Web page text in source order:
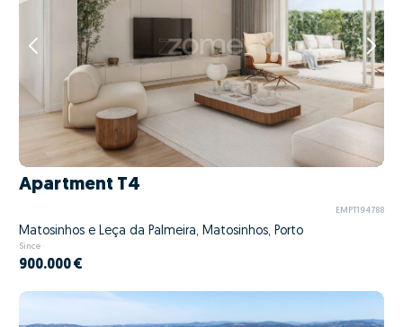
Apartment T4
EMPT194788
Matosinhos e Leça da Palmeira, Matosinhos, Porto
Since
900.000 €